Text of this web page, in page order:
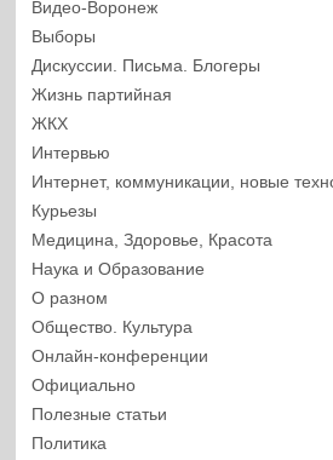
Видео-Воронеж
Выборы
Дискуссии. Письма. Блогеры
Жизнь партийная
ЖКХ
Интервью
Интернет, коммуникации, новые
Курьезы
Медицина, Здоровье, Красота
Наука и Образование
О разном
Общество. Культура
Онлайн-конференции
Официально
Полезные статьи
Политика